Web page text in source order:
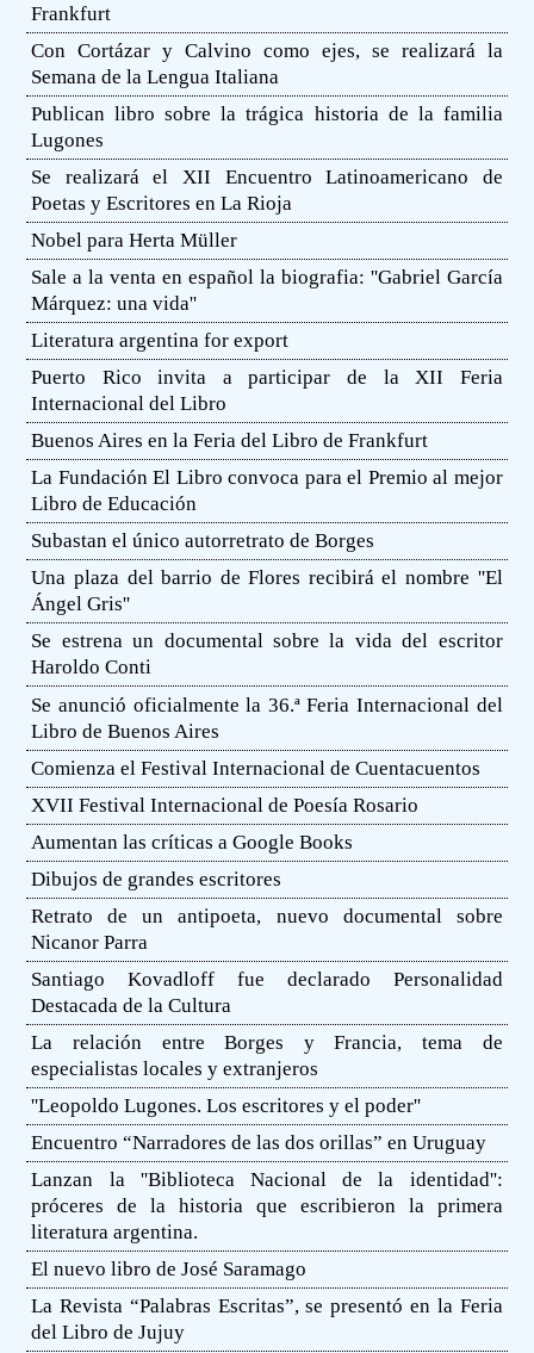
Frankfurt
Con Cortázar y Calvino como ejes, se realizará la
Semana de la Lengua Italiana
Publican libro sobre la trágica historia de la familia
Lugones
Se realizará el XII Encuentro Latinoamericano de
Poetas y Escritores en La Rioja
Nobel para Herta Müller
Sale a la venta en español la biografia: ''Gabriel García
Márquez: una vida''
Literatura argentina for export
Puerto Rico invita a participar de la XII Feria
Internacional del Libro
Buenos Aires en la Feria del Libro de Frankfurt
La Fundación El Libro convoca para el Premio al mejor
Libro de Educación
Subastan el único autorretrato de Borges
Una plaza del barrio de Flores recibirá el nombre ''El
Ángel Gris''
Se estrena un documental sobre la vida del escritor
Haroldo Conti
Se anunció oficialmente la 36.ª Feria Internacional del
Libro de Buenos Aires
Comienza el Festival Internacional de Cuentacuentos
XVII Festival Internacional de Poesía Rosario
Aumentan las críticas a Google Books
Dibujos de grandes escritores
Retrato de un antipoeta, nuevo documental sobre
Nicanor Parra
Santiago Kovadloff fue declarado Personalidad
Destacada de la Cultura
La relación entre Borges y Francia, tema de
especialistas locales y extranjeros
''Leopoldo Lugones. Los escritores y el poder''
Encuentro “Narradores de las dos orillas” en Uruguay
Lanzan la ''Biblioteca Nacional de la identidad'':
próceres de la historia que escribieron la primera
literatura argentina.
El nuevo libro de José Saramago
La Revista “Palabras Escritas”, se presentó en la Feria
del Libro de Jujuy